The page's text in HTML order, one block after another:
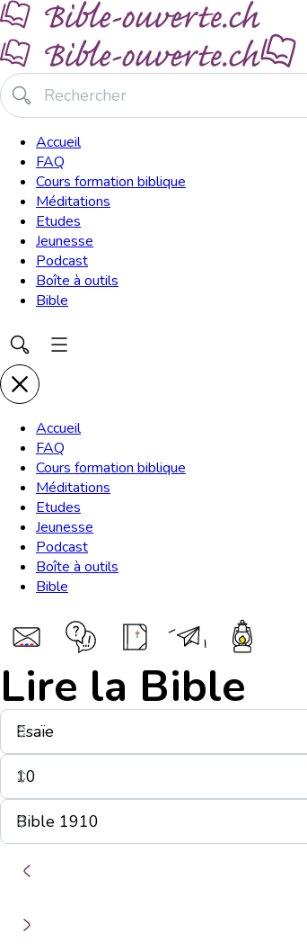
Accueil
FAQ
Cours formation biblique
Méditations
Etudes
Jeunesse
Podcast
Boîte à outils
Bible
Accueil
FAQ
Cours formation biblique
Méditations
Etudes
Jeunesse
Podcast
Boîte à outils
Bible
Lire la Bible